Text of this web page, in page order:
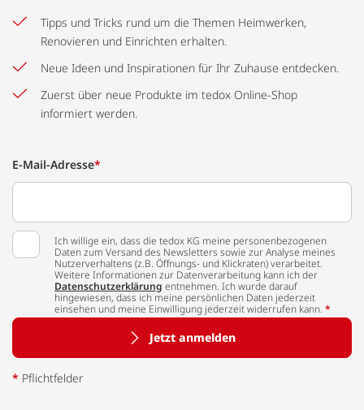
Tipps und Tricks rund um die Themen Heimwerken,
Renovieren und Einrichten erhalten.
Neue Ideen und Inspirationen für Ihr Zuhause entdecken.
Zuerst über neue Produkte im tedox Online-Shop
informiert werden.
E-Mail-Adresse*
Ich willige ein, dass die tedox KG meine personenbezogenen
Daten zum Versand des Newsletters sowie zur Analyse meines
Nutzerverhaltens (z.B. Öffnungs- und Klickraten) verarbeitet.
Weitere Informationen zur Datenverarbeitung kann ich der
Datenschutzerklärung entnehmen. Ich wurde darauf
hingewiesen, dass ich meine persönlichen Daten jederzeit
einsehen und meine Einwilligung jederzeit widerrufen kann. *
Jetzt anmelden
* Pflichtfelder